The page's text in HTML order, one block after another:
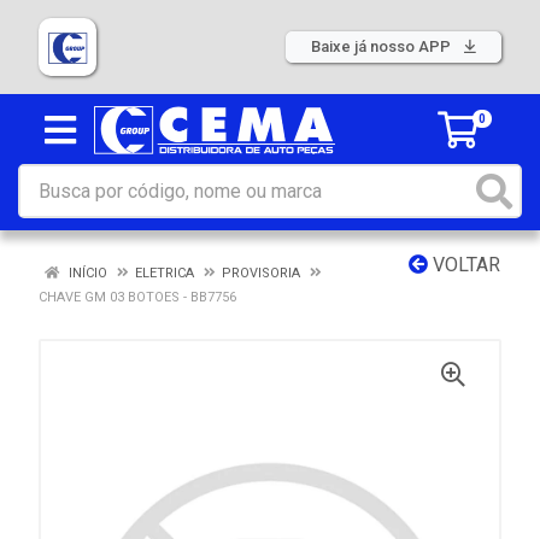
Baixe já nosso APP
0
VOLTAR
INÍCIO ELETRICA
PROVISORIA
CHAVE GM 03 BOTOES - BB7756